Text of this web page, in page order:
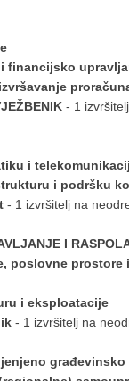
financijsko
- 1
i
i podršku
- 1 izvršitelj na
I
poslovne prostore
i eksploatacije
- 1 izvršitelj na